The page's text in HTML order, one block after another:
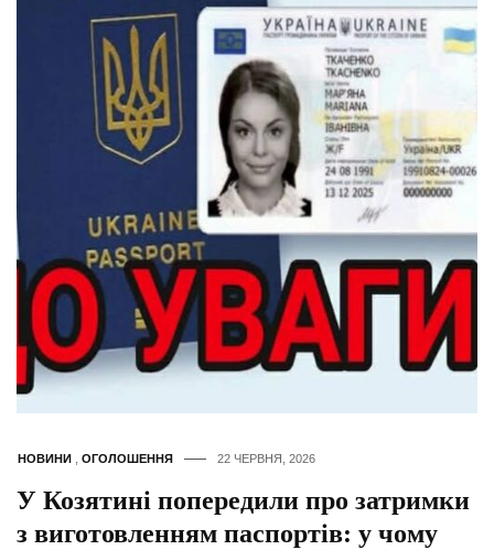
НОВИНИ ОГОЛОШЕННЯ 22 ЧЕРВНЯ, 2026
У Козятині попередили про затримки
з виготовленням паспортів: у чому